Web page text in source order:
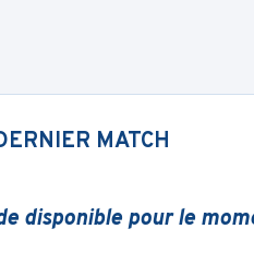
MATCH
disponible pour le